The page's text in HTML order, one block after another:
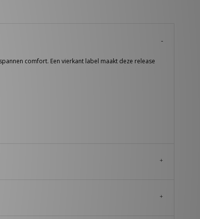
comfort. Een vierkant label maakt deze release